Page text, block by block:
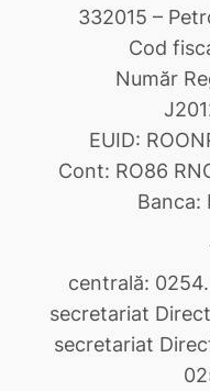
332015 –
Cod
Număr
EUID:
Cont: RO86
Banca:
centrală:
secretariat
secretariat